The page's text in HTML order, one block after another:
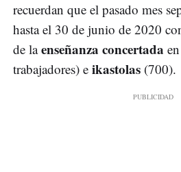
recuerdan que el pasado mes
hasta el 30 de junio de 2020
de laenseñanza concertada
trabajadores) e ikastolas (700).